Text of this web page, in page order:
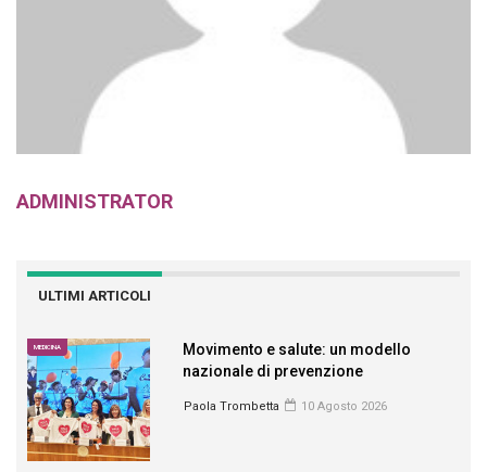
ADMINISTRATOR
ULTIMI ARTICOLI
MEDICINA
Movimento e salute: un modello
nazionale di prevenzione
Paola Trombetta 10 Agosto 2026